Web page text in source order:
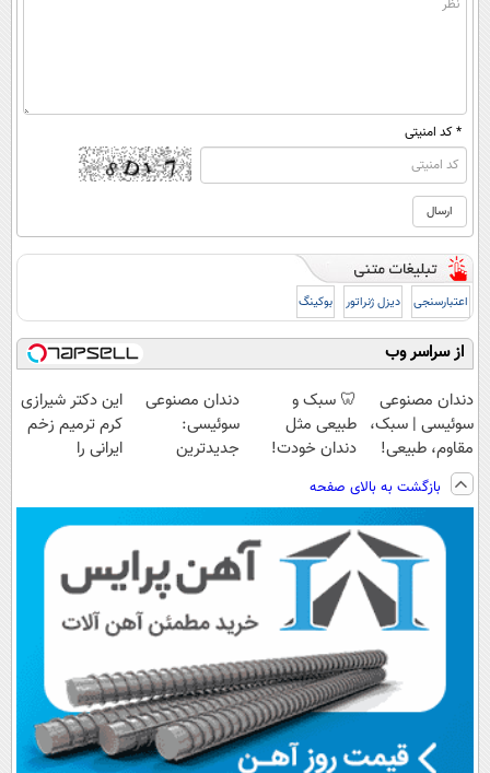
* کد امنیتی
اعتبارسنجی دیزل ژنراتور بوکینگ
از سراسر وب
دندان مصنوعی
سوئیسی | سبک،
مقاوم، طبیعی!
ویزیت
رایگان+پرداخت
اقساطی😍
🦷 سبک و
طبیعی مثل
دندان خودت!
پرداخت اقساطی
💳 📍 تهران
دندان مصنوعی
سوئیسی:
جدیدترین
پرداخت قسطی
این دکتر شیرازی
کرم ترمیم زخم
ایرانی را
بازگشت به بالای صفحه